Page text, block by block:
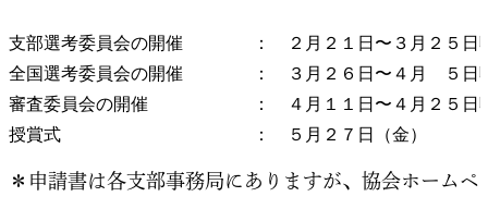
支部選考委員会の開催　　　　：　２月２１日〜３月２５日
全国選考委員会の開催　　　　：　３月２６日〜４月　５日
審査委員会の開催　　　　　　：　４月１１日〜４月２５日
授賞式　　　　　　　　　　　：　５月２７日（金）
＊申請書は各支部事務局にありますが、協会ホームペ